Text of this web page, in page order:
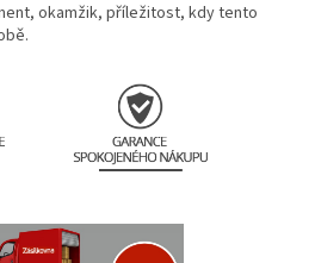
okamžik, příležitost, kdy tento